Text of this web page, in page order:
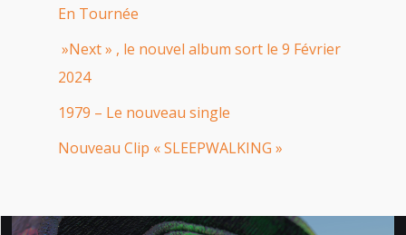
En Tournée
»Next » , le nouvel album sort le 9 Février
2024
1979 – Le nouveau single
Nouveau Clip « SLEEPWALKING »